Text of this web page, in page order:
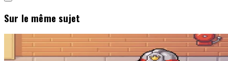
Sur le même sujet